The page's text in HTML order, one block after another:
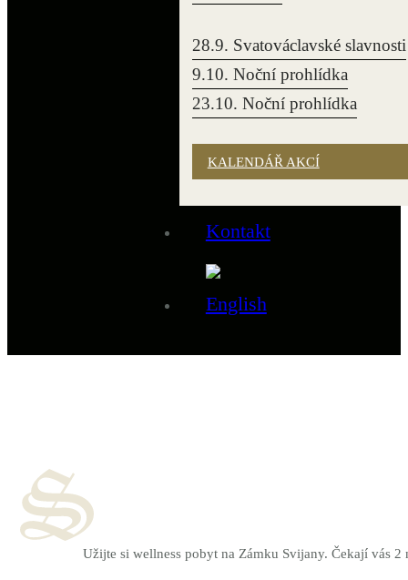
28.9. Svatováclavské slavnosti
9.10. Noční prohlídka
23.10. Noční prohlídka
KALENDÁŘ AKCÍ
Kontakt
Užijte si wellness pobyt na Zámku Svijany. Čekají vás